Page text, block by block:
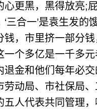
心更黑，黑得放亮;
‘三合一’是袁生发的
钱，市里挤一部分
一个多亿是一千多
退金和他们每年必交
劳动局、市社保局
五人代表共同管理